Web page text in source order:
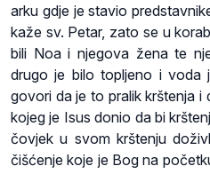
arku gdje je stavio
kaže sv. Petar, zato se u
bili Noa i njegova žena te
drugo je bilo topljeno i voda
govori da je to pralik krštenja
kojeg je Isus donio da bi
čovjek u svom krštenju
čišćenje koje je Bog na